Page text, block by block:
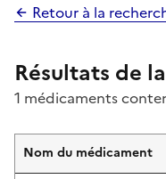
Retour à la
Résultats de
1 médicaments
Nom du médicament